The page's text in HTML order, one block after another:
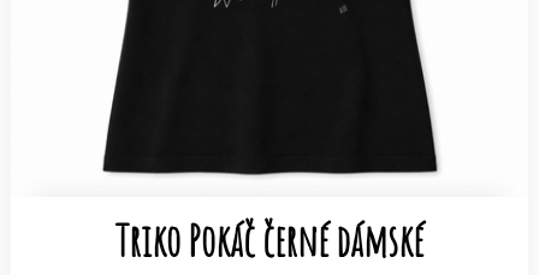
Triko Pokáč černé dámské